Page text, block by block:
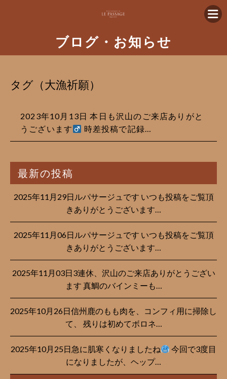
ブログ・お知らせ
タグ（大漁祈願）
2023年10月13日 本日も沢山のご来店ありがと
うございます‍
時差投稿で記録…
最新の投稿
2025年11月29日ルパサージュです︎ いつも投稿をご覧頂
きありがとうございます…
2025年11月06日ルパサージュです︎ いつも投稿をご覧頂
きありがとうございます…
2025年11月03日3連休、沢山のご来店ありがとうござい
ます 真鯛のバインミーも…
2025年10月26日信州鹿のもも肉を、コンフィ用に掃除し
て、 残りは初めてボロネ…
2025年10月25日急に肌寒くなりましたね
今回で3度目
になりましたが、ヘップ…